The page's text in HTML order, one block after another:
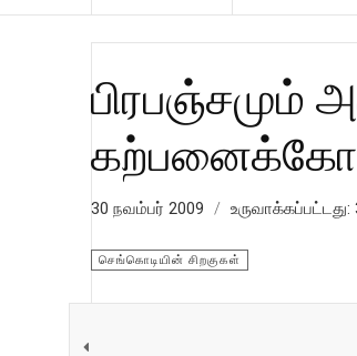
பிரபஞ்சமும்
30 நவம்பர் 2009
செங்கொடியின் சிறகுகள்